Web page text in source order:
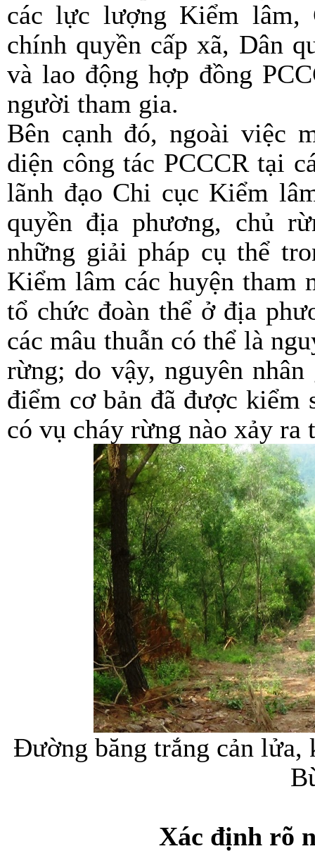
các lực lượng Kiểm lâm,
chính quyền cấp xã, Dân
và lao động hợp đồng
người tham gia.
Bên cạnh đó, ngoài việc
diện công tác PCCCR tại
lãnh đạo Chi cục Kiểm
quyền địa phương, chủ
những giải pháp cụ thể
Kiểm lâm các huyện tham
tổ chức đoàn thể ở địa
các mâu thuẫn có thể là
rừng; do vậy, nguyên
điểm cơ bản đã được kiểm
có vụ cháy rừng nào xảy ra
Đường băng trắng cản lửa,
Xác định rõ